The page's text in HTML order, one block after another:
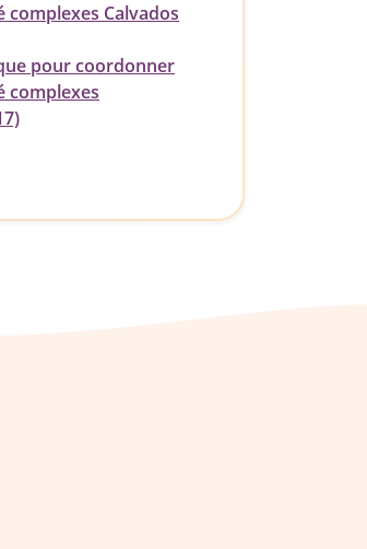
complexes Calvados
pour coordonner
complexes